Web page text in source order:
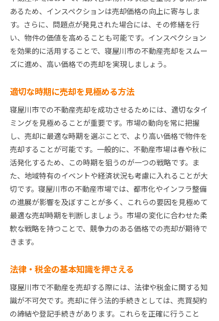
あるため、インスペクションは売却価格の向上に寄与しま
す。さらに、問題点が発見された場合には、その修繕を行
い、物件の価値を高めることも可能です。インスペクション
を効果的に活用することで、寝屋川市の不動産売却をスムー
ズに進め、高い価格での売却を実現しましょう。
適切な時期に売却を見極める方法
寝屋川市での不動産売却を成功させるためには、適切なタイ
ミングを見極めることが重要です。市場の動向を常に把握
し、売却に最適な時期を選ぶことで、より高い価格で物件を
売却することが可能です。一般的に、不動産市場は春や秋に
活発化するため、この時期を狙うのが一つの戦略です。ま
た、地域特有のイベントや経済状況も考慮に入れることが大
切です。寝屋川市の不動産市場では、都市化やインフラ整備
の進展が影響を及ぼすことが多く、これらの要因を見極めて
最適な売却時期を判断しましょう。市場の変化に合わせた柔
軟な戦略を持つことで、競争力のある価格での売却が期待で
きます。
法律・税金の基本知識を押さえる
寝屋川市で不動産を売却する際には、法律や税金に関する知
識が不可欠です。売却に伴う法的手続きとしては、売買契約
の締結や登記手続きがあります。これらを正確に行うこと